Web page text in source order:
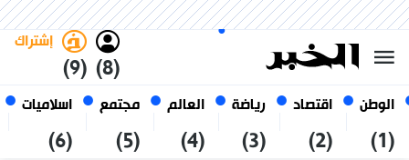
الوطن
(1)
اقتصاد
(2)
رياضة
(3)
العالم
(4)
مجتمع
(5)
اسلاميات
(6)
(8)
إشتراك
(9)
06 أغسطس 2026
الجزائر